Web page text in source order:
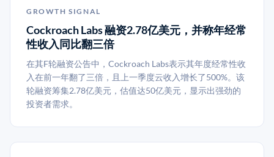
GROWTH SIGNAL
Cockroach Labs 融资2.78亿美元，并称年经常
性收入同比翻三倍
在其F轮融资公告中，Cockroach Labs表示其年度经常性收
入在前一年翻了三倍，且上一季度云收入增长了500%。该
轮融资筹集2.78亿美元，估值达50亿美元，显示出强劲的
投资者需求。